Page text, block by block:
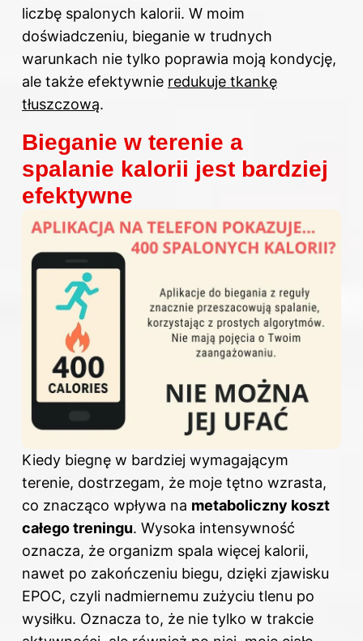
liczbę spalonych kalorii. W moim
doświadczeniu, bieganie w trudnych
warunkach nie tylko poprawia moją kondycję,
ale także efektywnie redukuje tkankę
tłuszczową.
Bieganie w terenie a
spalanie kalorii jest bardziej
efektywne
Kiedy biegnę w bardziej wymagającym
terenie, dostrzegam, że moje tętno wzrasta,
co znacząco wpływa na metaboliczny koszt
całego treningu. Wysoka intensywność
oznacza, że organizm spala więcej kalorii,
nawet po zakończeniu biegu, dzięki zjawisku
EPOC, czyli nadmiernemu zużyciu tlenu po
wysiłku. Oznacza to, że nie tylko w trakcie